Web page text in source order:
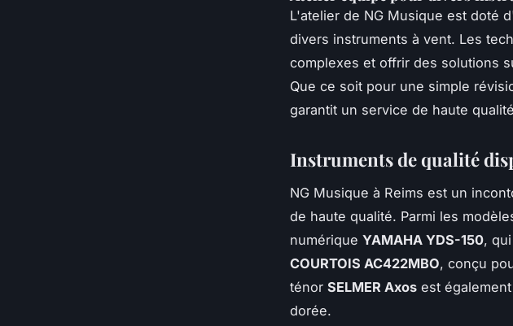
L'atelier de NG Musique est doté
divers instruments à vent. Les
complexes et offrir des solutions
Que ce soit pour une simple
garantit un service de haute
Instruments de qualité
NG Musique à Reims est un
de haute qualité. Parmi les
numérique YAMAHA YDS-150,
COURTOIS AC422MBO, conçu
ténor SELMER Axos est
dorée.